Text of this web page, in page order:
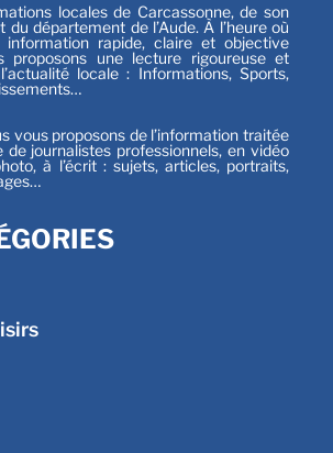
locales de Carcassonne, de son
du département de l’Aude. À l’heure où
information rapide, claire et objective
proposons une lecture rigoureuse et
locale : Informations, Sports,
vous proposons de l’information traitée
de journalistes professionnels, en vidéo
à l’écrit : sujets, articles, portraits,